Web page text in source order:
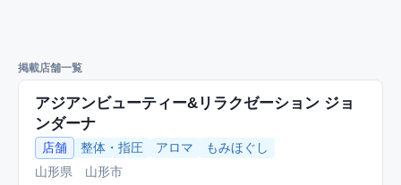
掲載店舗一覧
アジアンビューティー&リラクゼーション ジョ
ンダーナ
店舗 整体・指圧 アロマ
もみほぐし
山形県 山形市